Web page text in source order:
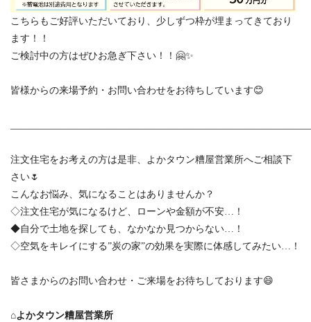
こちらもご好評いただいており、少しずつ枠が埋まってきており
ます！！
ご検討中の方はぜひお急ぎ下さい！！🤗✨
皆様からの来場予約・お問い合わせをお待ちしています😊
注文住宅をお考えの方は是非、よかタウン糟屋営業所へご相談下
さい🌷
こんなお悩み、気になることはありませんか？
◇注文住宅が気になるけど、ローンや金額が不安…！
◆自分で土地を探しても、なかなか見つからない…！
◇空気をキレイにする”炭の家”の効果を実際に体感してみたい…！
皆さまからのお問い合わせ・ご来場をお待ちしております😄
⌂よかタウン糟屋営業所